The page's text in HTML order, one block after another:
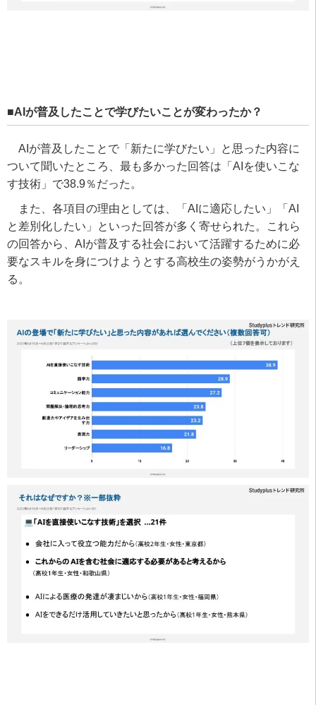
■AIが普及したことで学びたいことが変わったか？
AIが普及したことで「新たに学びたい」と思った内容に
ついて聞いたところ、最も多かった回答は「AIを使いこな
す技術」で38.9％だった。
また、各項目の理由としては、「AIに適応したい」「AI
と差別化したい」といった回答が多く寄せられた。これら
の回答から、AIが普及する社会において活躍するために必
要なスキルを身につけようとする高校生の姿勢がうかがえ
る。